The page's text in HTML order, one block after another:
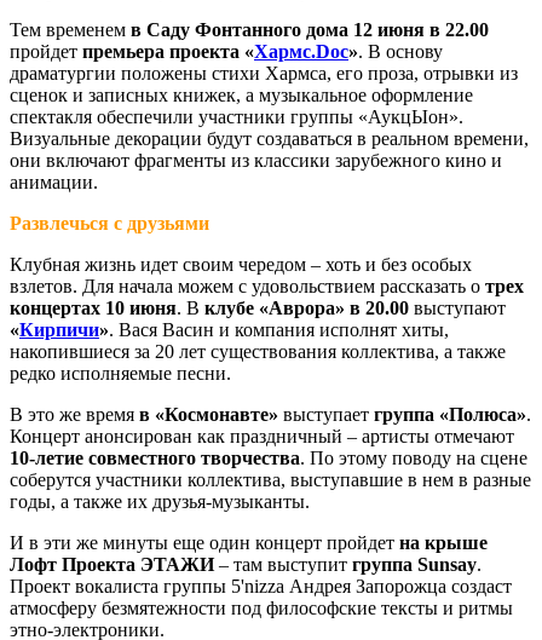
Тем временем в Саду Фонтанного дома 12 июня в 22.00
пройдет премьера проекта «Хармс.Doc». В основу
драматургии положены стихи Хармса, его проза, отрывки из
сценок и записных книжек, а музыкальное оформление
спектакля обеспечили участники группы «АукцЫон».
Визуальные декорации будут создаваться в реальном времени,
они включают фрагменты из классики зарубежного кино и
анимации.
Развлечься с друзьями
Клубная жизнь идет своим чередом – хоть и без особых
взлетов. Для начала можем с удовольствием рассказать о трех
концертах 10 июня. В клубе «Аврора» в 20.00 выступают
«Кирпичи». Вася Васин и компания исполнят хиты,
накопившиеся за 20 лет существования коллектива, а также
редко исполняемые песни.
В это же время в «Космонавте» выступает группа «Полюса».
Концерт анонсирован как праздничный – артисты отмечают
10-летие совместного творчества. По этому поводу на сцене
соберутся участники коллектива, выступавшие в нем в разные
годы, а также их друзья-музыканты.
И в эти же минуты еще один концерт пройдет на крыше
Лофт Проекта ЭТАЖИ– там выступит группа Sunsay.
Проект вокалиста группы 5'nizza Андрея Запорожца создаст
атмосферу безмятежности под философские тексты и ритмы
этно-электроники.